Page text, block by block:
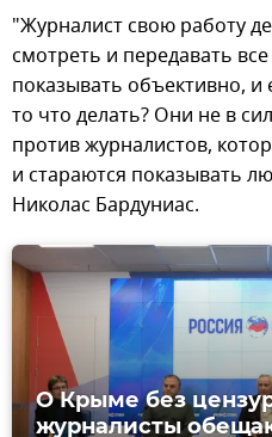
"Журналист свою работу
смотреть и передавать
показывать объективно, и
то что делать? Они не в
против журналистов,
и стараются показывать
Николас Бардуниас.
О Крыме без
журналисты